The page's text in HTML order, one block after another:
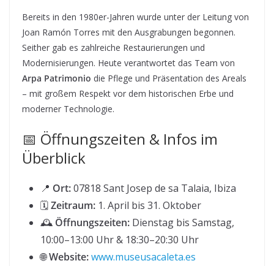
Bereits in den 1980er-Jahren wurde unter der Leitung von
Joan Ramón Torres mit den Ausgrabungen begonnen.
Seither gab es zahlreiche Restaurierungen und
Modernisierungen. Heute verantwortet das Team von
Arpa Patrimonio die Pflege und Präsentation des Areals
– mit großem Respekt vor dem historischen Erbe und
moderner Technologie.
📅 Öffnungszeiten & Infos im
Überblick
📍 Ort:07818 Sant Josep de sa Talaia, Ibiza
🗓️Zeitraum: 1. April bis 31. Oktober
🕰️ Öffnungszeiten: Dienstag bis Samstag,
10:00–13:00 Uhr & 18:30–20:30 Uhr
🌐Website:www.museusacaleta.es